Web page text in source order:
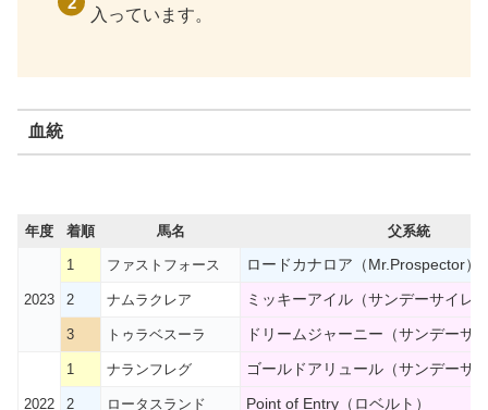
入っています。
血統
年度 着順 馬名 父系統
2023
1 ファストフォース ロードカナロア（Mr.Prospector）
2 ナムラクレア ミッキーアイル（サンデーサイレ
3 トゥラベスーラ ドリームジャーニー（サンデーサ
2022
1 ナランフレグ ゴールドアリュール（サンデーサ
2 ロータスランド Point of Entry（ロベルト）